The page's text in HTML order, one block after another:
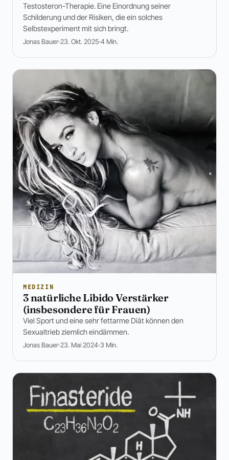
Testosteron-Therapie. Eine Einordnung seiner
Schilderung und der Risiken, die ein solches
Selbstexperiment mit sich bringt.
Jonas Bauer 23. Okt. 2025 4 Min.
MEDIZIN
3 natürliche Libido Verstärker
(insbesondere für Frauen)
Viel Sport und eine sehr fettarme Diät können den
Sexualtrieb ziemlich eindämmen.
Jonas Bauer 23. Mai 2024 3 Min.